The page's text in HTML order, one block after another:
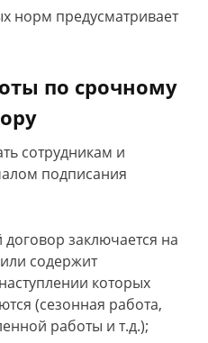
норм предусматривает
по срочному
сотрудникам и
подписания
заключается на
содержит
которых
(сезонная работа,
работы и т.д.);